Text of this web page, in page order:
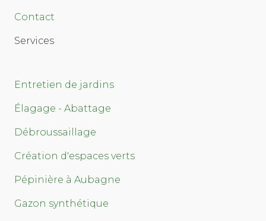
Contact
Services
Entretien de jardins
Élagage - Abattage
Débroussaillage
Création d'espaces verts
Pépinière à Aubagne
Gazon synthétique